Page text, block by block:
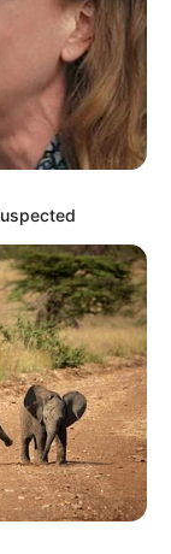
Você
ideias. Bjs
livros e